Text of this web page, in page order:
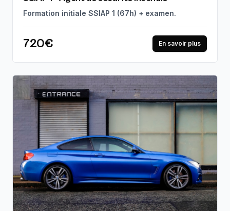
Formation initiale SSIAP 1 (67h) + examen.
720€ En savoir plus